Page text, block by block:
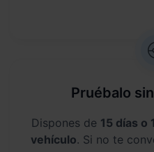
Pruébalo
Dispones de 15 días o
vehículo. Si no te